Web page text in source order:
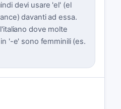
devi usare 'el' (el
davanti ad essa.
dove molte
'-e' sono femminili (es.